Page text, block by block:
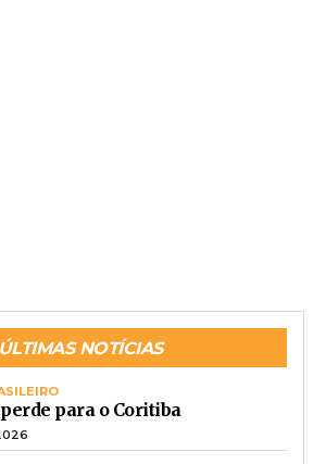
ÚLTIMAS NOTÍCIAS
para o Coritiba